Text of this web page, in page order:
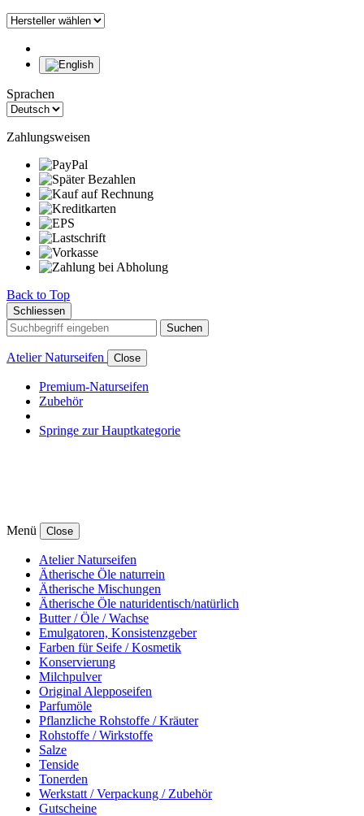
Sprachen
Zahlungsweisen
Back to Top
Schliessen
Suchen
Atelier Naturseifen Close
Premium-Naturseifen
Zubehör
Springe zur Hauptkategorie
Menü Close
Atelier Naturseifen
Ätherische Öle naturrein
Ätherische Mischungen
Ätherische Öle naturidentisch/natürlich
Butter / Öle / Wachse
Emulgatoren, Konsistenzgeber
Farben für Seife / Kosmetik
Konservierung
Milchpulver
Original Alepposeifen
Parfumöle
Pflanzliche Rohstoffe / Kräuter
Rohstoffe / Wirkstoffe
Salze
Tenside
Tonerden
Werkstatt / Verpackung / Zubehör
Gutscheine